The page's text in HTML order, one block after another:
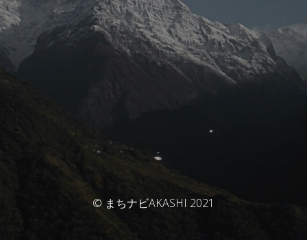
© まちナビAKASHI 2021